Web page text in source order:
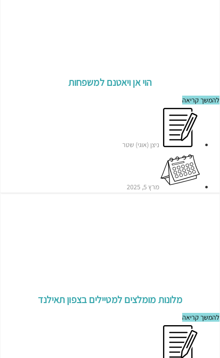
הוי אן ויאטנם למשפחות
להמשך קריאה
ניצן (אוגי) שטר
מרץ 5, 2025
מלונות מומלצים למטיילים בצפון תאילנד
להמשך קריאה